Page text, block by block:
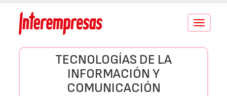
Conmutar
TECNOLOGÍAS DE LA
INFORMACIÓN Y
COMUNICACIÓN